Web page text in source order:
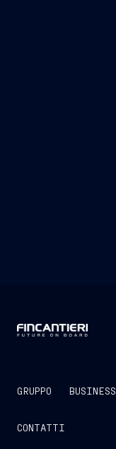
GRUPPO BUSINESS
CONTATTI